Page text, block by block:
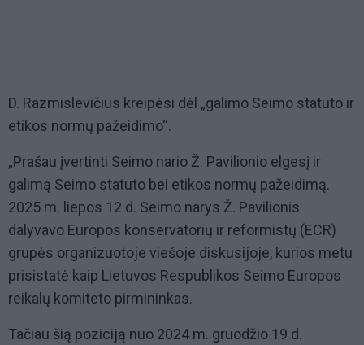
D. Razmislevičius kreipėsi dėl „galimo Seimo statuto ir
etikos normų pažeidimo“.
„Prašau įvertinti Seimo nario Ž. Pavilionio elgesį ir
galimą Seimo statuto bei etikos normų pažeidimą.
2025 m. liepos 12 d. Seimo narys Ž. Pavilionis
dalyvavo Europos konservatorių ir reformistų (ECR)
grupės organizuotoje viešoje diskusijoje, kurios metu
prisistatė kaip Lietuvos Respublikos Seimo Europos
reikalų komiteto pirmininkas.
Tačiau šią poziciją nuo 2024 m. gruodžio 19 d.